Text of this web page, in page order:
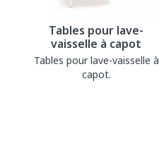
Tables pour lave-
vaisselle à capot
Tables pour lave-vaisselle à
capot.